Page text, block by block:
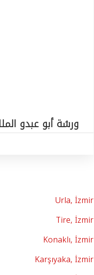
ورشة أبو عبدو
Urla, İzmir
Tire, İzmir
Konaklı, İzmir
Karşıyaka, İzmir